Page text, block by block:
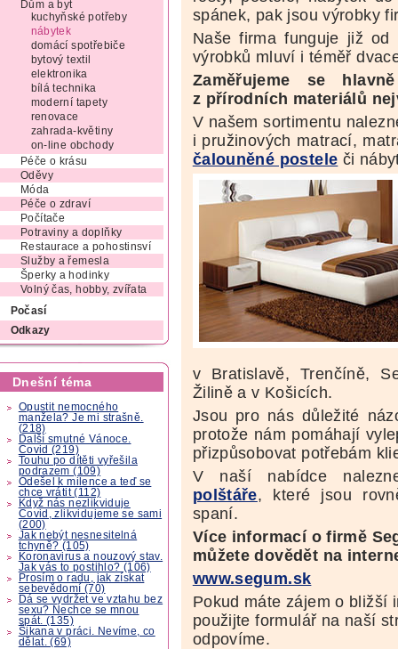
Dům a byt
kuchyňské potřeby
nábytek
domácí spotřebiče
bytový textil
elektronika
bílá technika
moderní tapety
renovace
zahrada-květiny
on-line obchody
Péče o krásu
Oděvy
Móda
Péče o zdraví
Počítače
Potraviny a doplňky
Restaurace a pohostinsví
Služby a řemesla
Šperky a hodinky
Volný čas, hobby, zvířata
Počasí
Odkazy
Dnešní téma
Opustit nemocného
manžela? Je mi strašně.
(218)
Další smutné Vánoce.
Covid (219)
Touhu po dítěti vyřešila
podrazem (109)
Odešel k milence a teď se
chce vrátit (112)
Když nás nezlikviduje
Covid, zlikvidujeme se sami
(200)
Jak nebýt nesnesitelná
tchyně? (105)
Koronavirus a nouzový stav.
Jak vás to postihlo? (106)
Prosím o radu, jak získat
sebevědomí (70)
Dá se vydržet ve vztahu bez
sexu? Nechce se mnou
spát. (135)
Šikana v práci. Nevíme, co
dělat. (69)
spánek, pak jsou výrobky
Naše firma funguje již
výrobků mluví i téměř
Zaměřujeme se
z přírodních materiálů
V našem sortimentu
i pružinových matrací,
čalouněné postele či
v Bratislavě, Trenčíně,
Žilině a v Košicích.
Jsou pro nás důležité
protože nám pomáhají
přizpůsobovat potřebám
V naší nabídce
polštáře, které jsou
spaní.
Více informací o firmě
můžete dovědět na
www.segum.sk
Pokud máte zájem o bližší
použijte formulář na naší
odpovíme.